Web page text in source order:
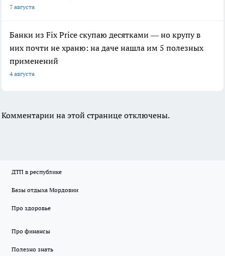
7 августа
Банки из Fix Price скупаю десятками — но крупу в
них почти не храню: на даче нашла им 5 полезных
применений
4 августа
Комментарии на этой странице отключены.
ДТП в республике
Базы отдыха Мордовии
Про здоровье
Про финансы
Полезно знать